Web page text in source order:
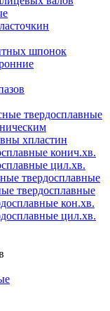
шпонок
твердосплавные
хпластин
конич.хв.
цил.хв.
твердосплавные
твердосплавные
кон.хв.
цил.хв.